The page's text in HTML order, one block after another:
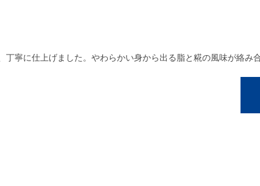
丁寧に仕上げました。やわらかい身から出る脂と糀の風味が絡み